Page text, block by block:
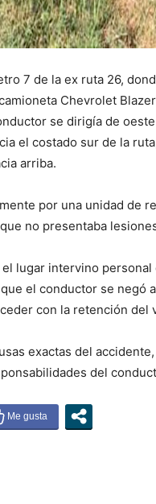
7 de la ex ruta 26,
Chevrolet
se dirigía de
el costado sur de la
arriba.
por una unidad de
no presentaba
lugar intervino personal
el conductor se negó
con la retención del
exactas del
del